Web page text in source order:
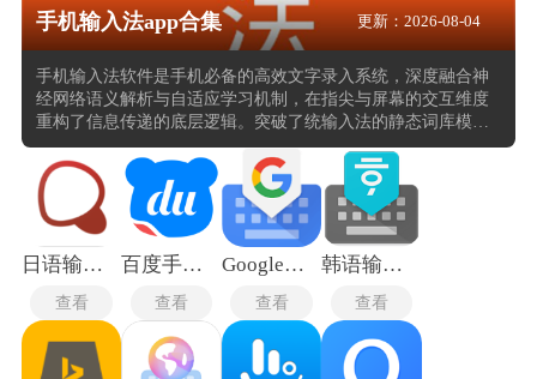
手机输入法app合集 更新：2026-08-04
手机输入法软件是手机必备的高效文字录入系统，深度融合神
经网络语义解析与自适应学习机制，在指尖与屏幕的交互维度
重构了信息传递的底层逻辑。突破了统输入法的静态词库模
式，通过实时捕捉用户的语言习惯与场景语境，构建出动态演
化的个性化输入模型。将语音波形识别、手写轨迹解析与拼音
语义映射三大引擎无缝整合，形成立体化的信息输入矩阵。在
离线环境下仍保持高水准的识别稳定性，同时支持跨终端数据
流转与剪贴板内容同步，十分实用。
日语输入法手机版
查看
百度手写输入法最新版
查看
Google输入法安卓版
查看
韩语输入法手机版
查看